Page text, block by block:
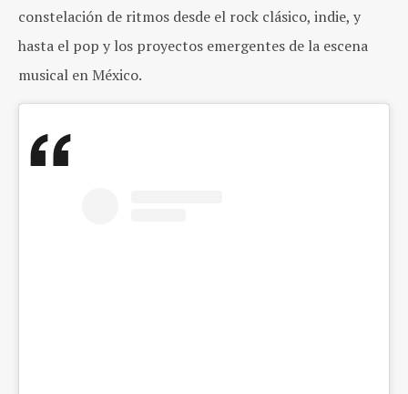
constelación de ritmos desde el rock clásico, indie, y
hasta el pop y los proyectos emergentes de la escena
musical en México.